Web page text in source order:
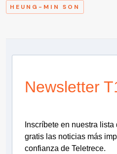
HEUNG-MIN SON
Newsletter
Inscríbete en nuestra
gratis las noticias más
confianza de Teletrece.